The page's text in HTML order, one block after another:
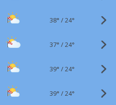
38° /24°
37° /24°
39° /24°
39° /24°